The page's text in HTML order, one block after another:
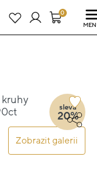
24 dní : 18h : 05m : 41s0
kruhy
Zobrazit galerii
sleva
20%